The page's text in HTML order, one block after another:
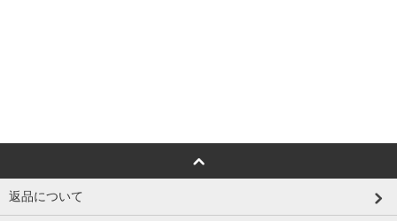
返品について